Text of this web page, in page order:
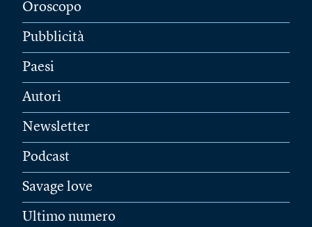
Oroscopo
Pubblicità
Paesi
Autori
Newsletter
Podcast
Savage love
Ultimo numero